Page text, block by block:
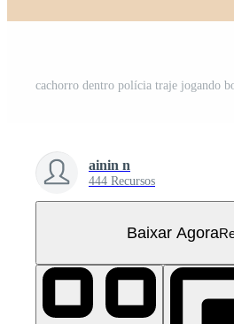
cachorro dentro polícia traje jogando
ainin n
444 Recursos
Baixar Agora